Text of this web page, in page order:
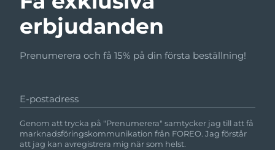
erbjudanden
Prenumerera och få 15% på din första beställning!
E-postadress
Genom att trycka på "Prenumerera" samtycker jag till att få
marknadsföringskommunikation från FOREO. Jag förstår
att jag kan avregistrera mig när som helst.